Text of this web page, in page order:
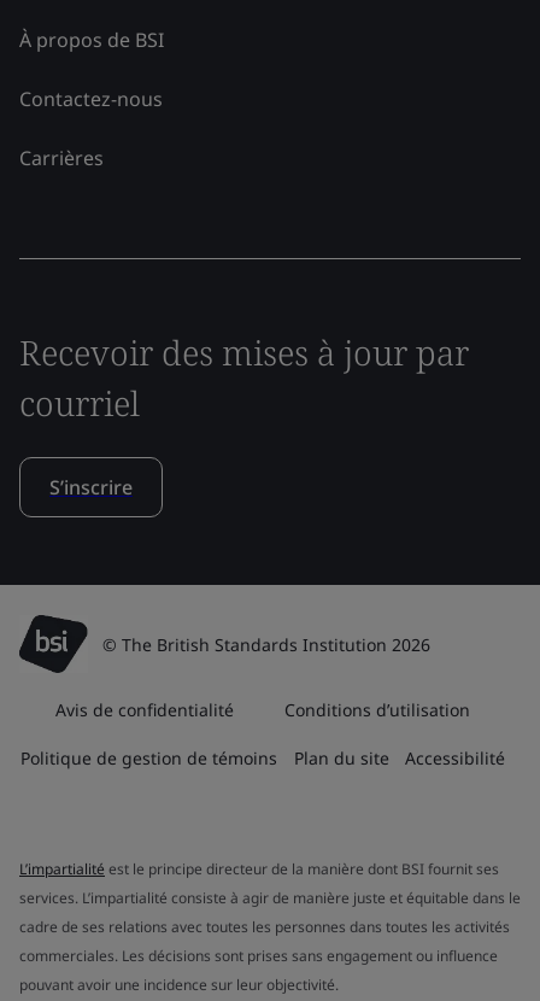
À propos de BSI
Contactez-nous
Carrières
Recevoir des mises à jour par
courriel
S’inscrire
© The British Standards Institution 2026
Avis de confidentialité Conditions d’utilisation
Politique de gestion de témoins Plan du site Accessibilité
L’impartialité est le principe directeur de la manière dont BSI fournit ses
services. L’impartialité consiste à agir de manière juste et équitable dans le
cadre de ses relations avec toutes les personnes dans toutes les activités
commerciales. Les décisions sont prises sans engagement ou influence
pouvant avoir une incidence sur leur objectivité.